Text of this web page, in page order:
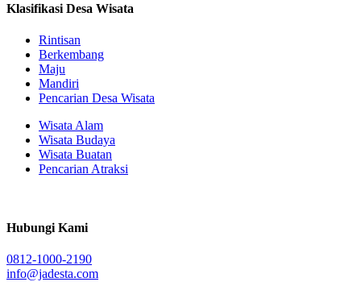
Klasifikasi Desa Wisata
Rintisan
Berkembang
Maju
Mandiri
Pencarian Desa Wisata
Wisata Alam
Wisata Budaya
Wisata Buatan
Pencarian Atraksi
Hubungi Kami
0812-1000-2190
info@jadesta.com